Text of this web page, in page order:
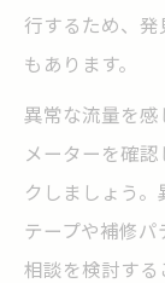
行するため、
もあります。
異常な流量を
メーターを確
クしましょう
テープや補修
相談を検討する